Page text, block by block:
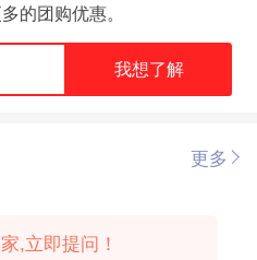
的团购优惠。
我想了解
更多
,立即提问！